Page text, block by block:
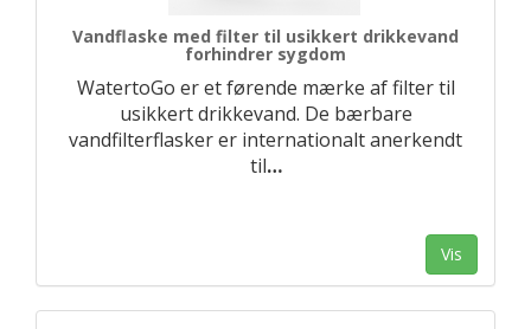
Vandflaske med filter til usikkert drikkevand
forhindrer sygdom
WatertoGo er et førende mærke af filter til
usikkert drikkevand. De bærbare
vandfilterflasker er internationalt anerkendt
til…
Vis